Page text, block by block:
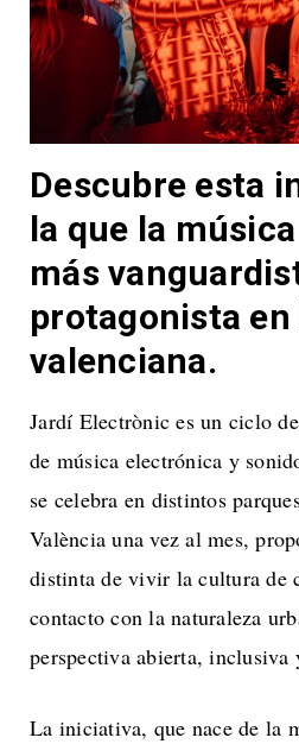
Descubre esta
la que la
más
protagonista
valenciana.
Jardí Electrònic es un ciclo
de música electrónica y
se celebra en distintos
València una vez al mes,
distinta de vivir la cultura de
contacto con la naturaleza
perspectiva abierta, inclusiva
La iniciativa, que nace de la